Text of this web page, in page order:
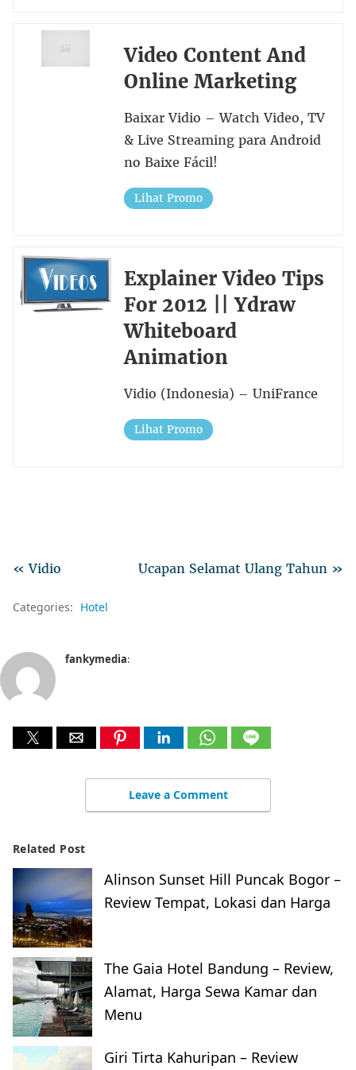
Video Content And
Online Marketing
Baixar Vidio – Watch Video, TV
& Live Streaming para Android
no Baixe Fácil!
Lihat Promo
Explainer Video Tips
For 2012 || Ydraw
Whiteboard
Animation
Vidio (Indonesia) – UniFrance
Lihat Promo
Ucapan Selamat Ulang Tahun »
« Vidio
Categories: Hotel
fankymedia:
Leave a Comment
Related Post
Alinson Sunset Hill Puncak Bogor –
Review Tempat, Lokasi dan Harga
The Gaia Hotel Bandung – Review,
Alamat, Harga Sewa Kamar dan
Menu
Giri Tirta Kahuripan – Review